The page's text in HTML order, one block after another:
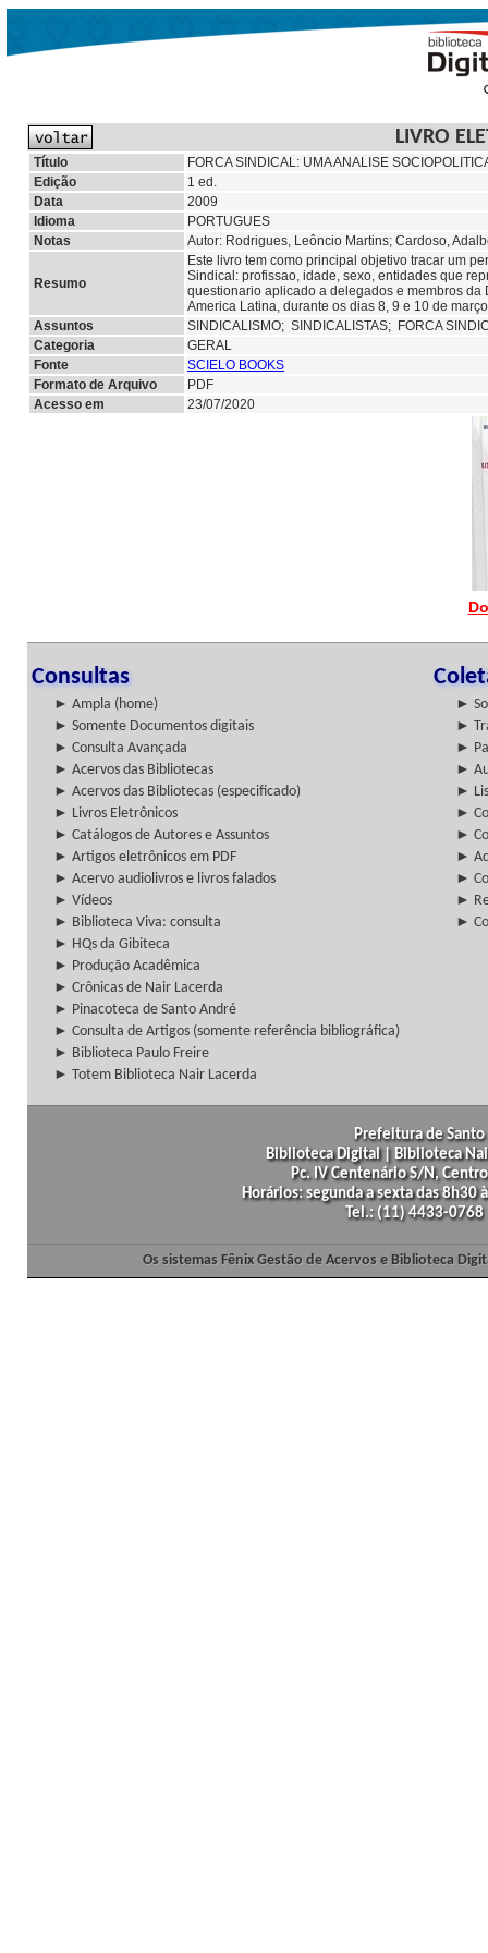
LIVRO
Título
FORCA SINDICAL: UMA ANALISE
Edição
1 ed.
Data
2009
Idioma
PORTUGUES
Notas
Autor: Rodrigues, Leôncio Martins; Cardoso,
Resumo
Este livro tem como principal objetivo tracar um
Sindical: profissao, idade, sexo, entidades que
questionario aplicado a delegados e membros
America Latina, durante os dias 8, 9 e 10 de
Assuntos
SINDICALISMO; SINDICALISTAS; FORCA
Categoria
GERAL
Fonte
SCIELO BOOKS
Formato de Arquivo
PDF
Acesso em
23/07/2020
Consultas
► Ampla (home)
►
► Somente Documentos digitais
►
► Consulta Avançada
►
► Acervos das Bibliotecas
►
► Acervos das Bibliotecas (especificado)
►
► Livros Eletrônicos
►
► Catálogos de Autores e Assuntos
►
► Artigos eletrônicos em PDF
►
► Acervo audiolivros e livros falados
►
► Vídeos
►
► Biblioteca Viva: consulta
►
► HQs da Gibiteca
► Produção Acadêmica
► Crônicas de Nair Lacerda
► Pinacoteca de Santo André
► Consulta de Artigos (somente referência bibliográfica)
► Biblioteca Paulo Freire
► Totem Biblioteca Nair Lacerda
Prefeitura de
Biblioteca Digital | Biblioteca
Pc. IV Centenário S/N,
Horários: segunda a sexta das
Tel.: (11) 4433-
Os sistemas Fênix Gestão de Acervos e Biblioteca